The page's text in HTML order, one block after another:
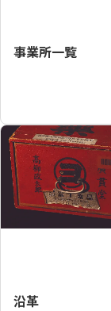
事業所一覧
沿革